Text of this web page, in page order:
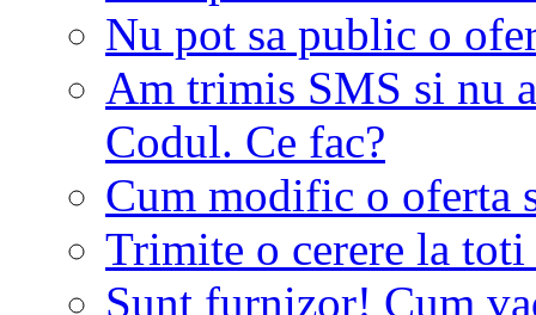
Nu pot sa public o
Am trimis SMS si nu
Codul. Ce fac?
Cum modific o oferta
Trimite o cerere la
Sunt furnizor! Cum